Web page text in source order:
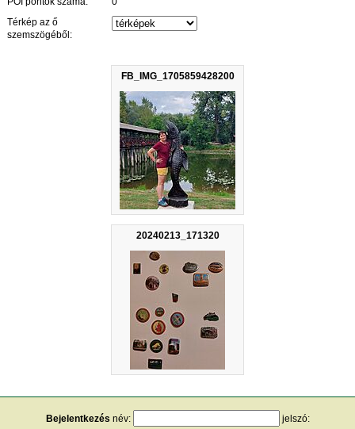
FB_IMG_1705859428200
20240213_171320
Térkép az ő
szemszögéből:
Bejelentkezés név: jelszó: